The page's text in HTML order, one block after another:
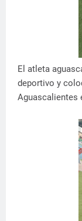
El atleta
deportivo y
Aguascalientes